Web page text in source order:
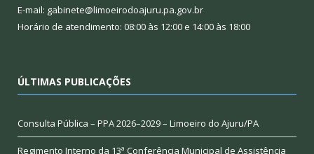
E-mail: gabinete@limoeirodoajuru.pa.gov.br
Horário de atendimento: 08:00 às 12:00 e 14:00 às 18:00
ÚLTIMAS PUBLICAÇÕES
Consulta Pública – PPA 2026–2029 – Limoeiro do Ajuru/PA
Regimento Interno da 13ª Conferência Municipal de Assistência